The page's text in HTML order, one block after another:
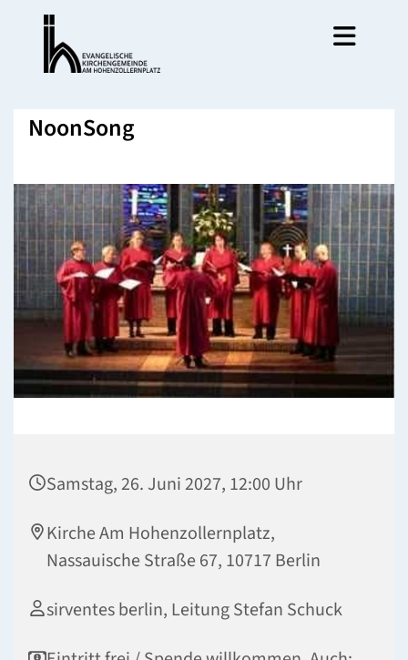
NoonSong
Samstag, 26. Juni 2027, 12:00 Uhr
Kirche Am Hohenzollernplatz,
Nassauische Straße 67, 10717 Berlin
sirventes berlin, Leitung Stefan Schuck